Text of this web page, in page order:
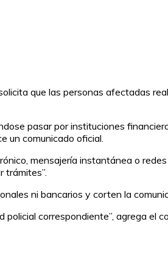
que las personas afectadas
pasar por instituciones
un comunicado oficial.
mensajería instantánea o redes
trámites”.
ni bancarios y corten la
correspondiente”, agrega el